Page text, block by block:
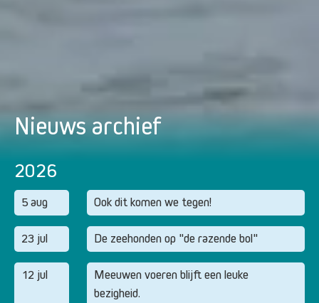
Nieuws archief
2026
5 aug Ook dit komen we tegen!
23 jul De zeehonden op "de razende bol"
12 jul
Meeuwen voeren blijft een leuke
bezigheid.